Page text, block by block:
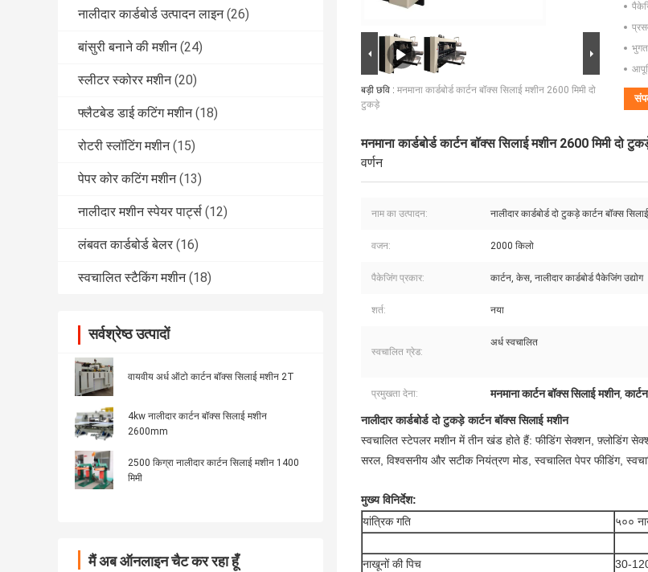
नालीदार कार्डबोर्ड उत्पादन लाइन (26)
बांसुरी बनाने की मशीन (24)
स्लीटर स्कोरर मशीन (20)
फ्लैटबेड डाई कटिंग मशीन (18)
रोटरी स्लॉटिंग मशीन (15)
पेपर कोर कटिंग मशीन (13)
नालीदार मशीन स्पेयर पार्ट्स (12)
लंबवत कार्डबोर्ड बेलर (16)
स्वचालित स्टैकिंग मशीन (18)
सर्वश्रेष्ठ उत्पादों
वायवीय अर्ध ऑटो कार्टन बॉक्स सिलाई मशीन 2T
4kw नालीदार कार्टन बॉक्स सिलाई मशीन
2600mm
2500 किग्रा नालीदार कार्टन सिलाई मशीन 1400
मिमी
मैं अब ऑनलाइन चैट कर रहा हूँ
बड़ी छवि : मनमाना कार्डबोर्ड कार्टन बॉक्स सिलाई मशीन 2600 मिमी दो
टुकड़े
मनमाना कार्डबोर्ड कार्टन बॉक्स सिलाई मशीन 2600 मिमी दो
वर्णन
नाम का उत्पादन: नालीदार कार्डबोर्ड दो टुकड़े कार्टन बॉक्स
वजन: 2000 किलो
पैकेजिंग प्रकार: कार्टन, केस, नालीदार कार्डबोर्ड पैकेजिंग उद्योग
शर्त: नया
स्वचालित ग्रेड:
अर्ध स्वचालित
प्रमुखता देना: मनमाना कार्टन बॉक्स सिलाई मशीन,
नालीदार कार्डबोर्ड दो टुकड़े कार्टन बॉक्स सिलाई मशीन
स्वचालित स्टेपलर मशीन में तीन खंड होते हैं: फीडिंग सेक्शन, फ़्लोडिंग
सरल, विश्वसनीय और सटीक नियंत्रण मोड, स्वचालित पेपर फीडिंग,
मुख्य विनिर्देश:
यांत्रिक गति
५००
नाखूनों की पिच
30-